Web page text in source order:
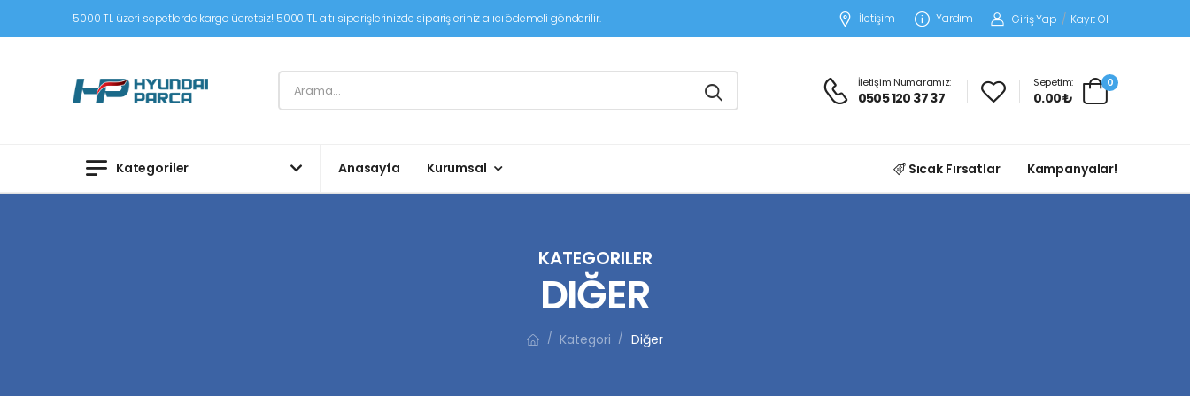
5000 TL üzeri sepetlerde kargo ücretsiz! 5000 TL altı siparişlerinizde siparişleriniz alıcı ödemeli gönderilir. İletişim Yardım Giriş Yap / Kayıt Ol
İletişim Numaramız:
0505 120 37 37
Sepetim:
0.00 ₺
0
Kategoriler Anasayfa Kurumsal Sıcak Fırsatlar Kampanyalar!
KATEGORILER
DIĞER
/ Kategori / Diğer